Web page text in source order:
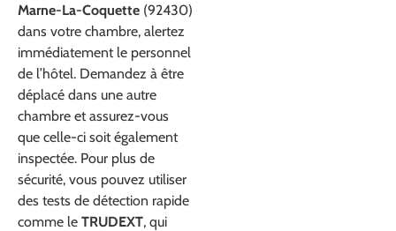
Marne-La-Coquette (92430)
dans votre chambre, alertez
immédiatement le personnel
de l’hôtel. Demandez à être
déplacé dans une autre
chambre et assurez-vous
que celle-ci soit également
inspectée. Pour plus de
sécurité, vous pouvez utiliser
des tests de détection rapide
comme le TRUDEXT, qui